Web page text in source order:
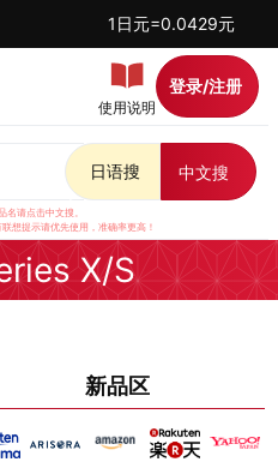
1日元=0.0429元
使用说明
登录/注册
日语搜 中文搜
请点击中文搜。
想提示请优先使用，准确率更高！
X/S
新品区